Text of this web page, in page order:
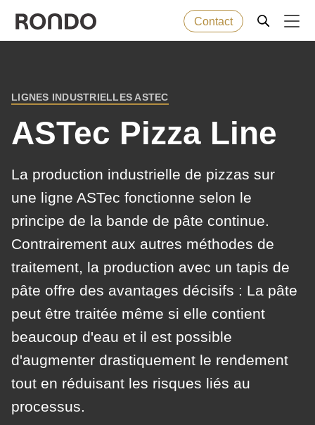
Contact
Machines
Services
Entreprise
Etats-Unis · FR
Events
message
function:
mb_substr():
Passing
to
parameter
#1
($string)
of
string
is
deprecated
in
Drupal\rondo_contact\ContactService-
BREADCRUMB
LIGNES INDUSTRIELLES ASTEC
ASTec Pizza Line
La production industrielle de pizzas sur
une ligne ASTec fonctionne selon le
principe de la bande de pâte continue.
Contrairement aux autres méthodes de
traitement, la production avec un tapis de
pâte offre des avantages décisifs : La pâte
peut être traitée même si elle contient
beaucoup d'eau et il est possible
d'augmenter drastiquement le rendement
tout en réduisant les risques liés au
processus.